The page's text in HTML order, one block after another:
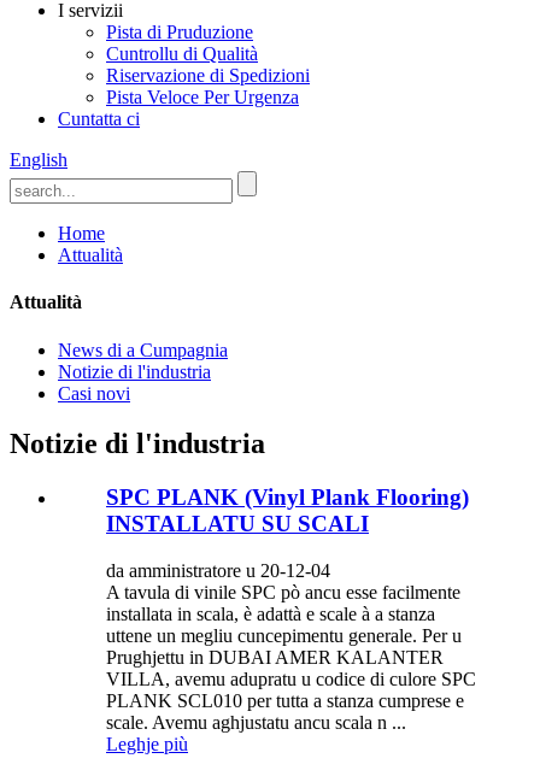
I servizii
Pista di Pruduzione
Cuntrollu di Qualità
Riservazione di Spedizioni
Pista Veloce Per Urgenza
Cuntatta ci
English
Home
Attualità
Attualità
News di a Cumpagnia
Notizie di l'industria
Casi novi
Notizie di l'industria
SPC PLANK (Vinyl Plank Flooring)
INSTALLATU SU SCALI
da amministratore u 20-12-04
A tavula di vinile SPC pò ancu esse facilmente
installata in scala, è adattà e scale à a stanza
uttene un megliu cuncepimentu generale. Per u
Prughjettu in DUBAI AMER KALANTER
VILLA, avemu adupratu u codice di culore SPC
PLANK SCL010 per tutta a stanza cumprese e
scale. Avemu aghjustatu ancu scala n ...
Leghje più